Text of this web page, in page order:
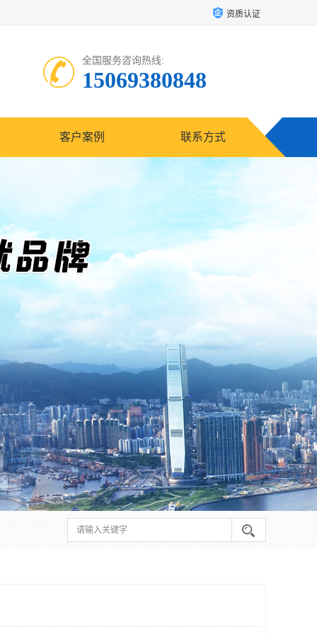
资质认证
全国服务咨询热线:
15069380848
客户案例 联系方式